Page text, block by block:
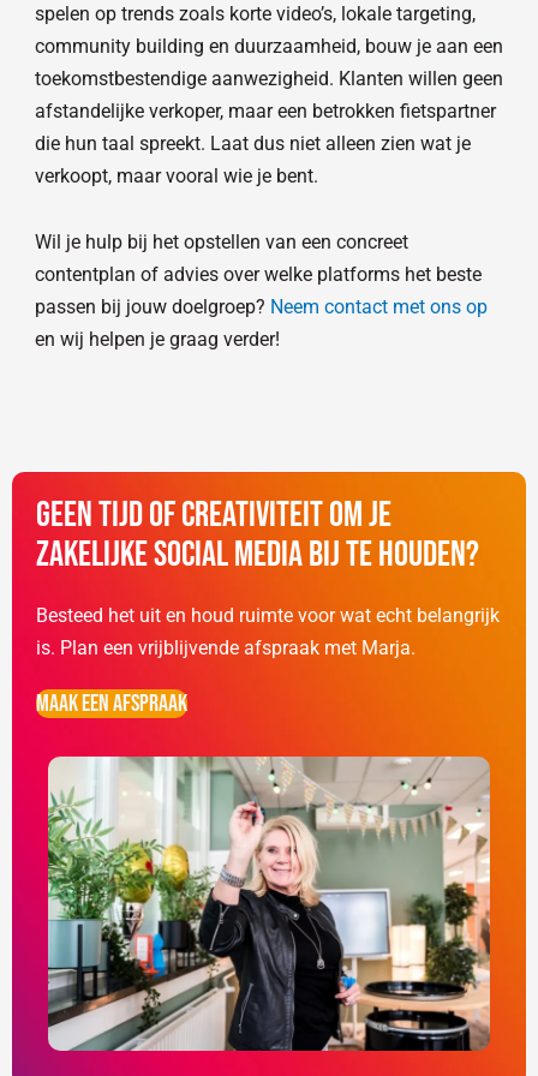
spelen op trends zoals korte video’s, lokale targeting,
community building en duurzaamheid, bouw je aan een
toekomstbestendige aanwezigheid. Klanten willen geen
afstandelijke verkoper, maar een betrokken fietspartner
die hun taal spreekt. Laat dus niet alleen zien wat je
verkoopt, maar vooral wie je bent.
Wil je hulp bij het opstellen van een concreet
contentplan of advies over welke platforms het beste
passen bij jouw doelgroep? Neem contact met ons op
en wij helpen je graag verder!
Geen tijd of creativiteit om je
zakelijke social media bij te houden?
Besteed het uit en houd ruimte voor wat echt belangrijk
is. Plan een vrijblijvende afspraak met Marja.
Maak een afspraak